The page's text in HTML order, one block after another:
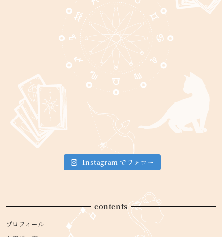
Instagram でフォロー
contents
プロフィール